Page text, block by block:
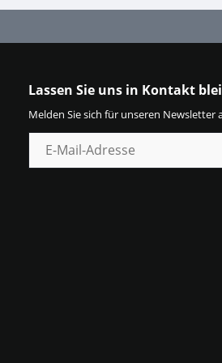
Lassen Sie uns in Kontakt
Melden Sie sich für unseren Newsletter